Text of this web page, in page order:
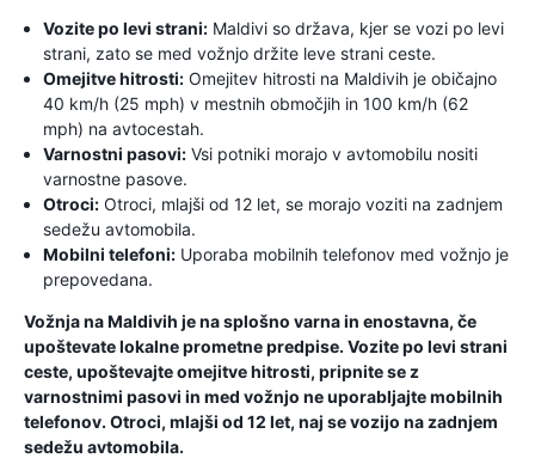
Vozite po levi strani: Maldivi so država, kjer se vozi po levi
strani, zato se med vožnjo držite leve strani ceste.
Omejitve hitrosti: Omejitev hitrosti na Maldivih je običajno
40 km/h (25 mph) v mestnih območjih in 100 km/h (62
mph) na avtocestah.
Varnostni pasovi: Vsi potniki morajo v avtomobilu nositi
varnostne pasove.
Otroci: Otroci, mlajši od 12 let, se morajo voziti na zadnjem
sedežu avtomobila.
Mobilni telefoni: Uporaba mobilnih telefonov med vožnjo je
prepovedana.
Vožnja na Maldivih je na splošno varna in enostavna, če
upoštevate lokalne prometne predpise. Vozite po levi strani
ceste, upoštevajte omejitve hitrosti, pripnite se z
varnostnimi pasovi in ​​med vožnjo ne uporabljajte mobilnih
telefonov. Otroci, mlajši od 12 let, naj se vozijo na zadnjem
sedežu avtomobila.